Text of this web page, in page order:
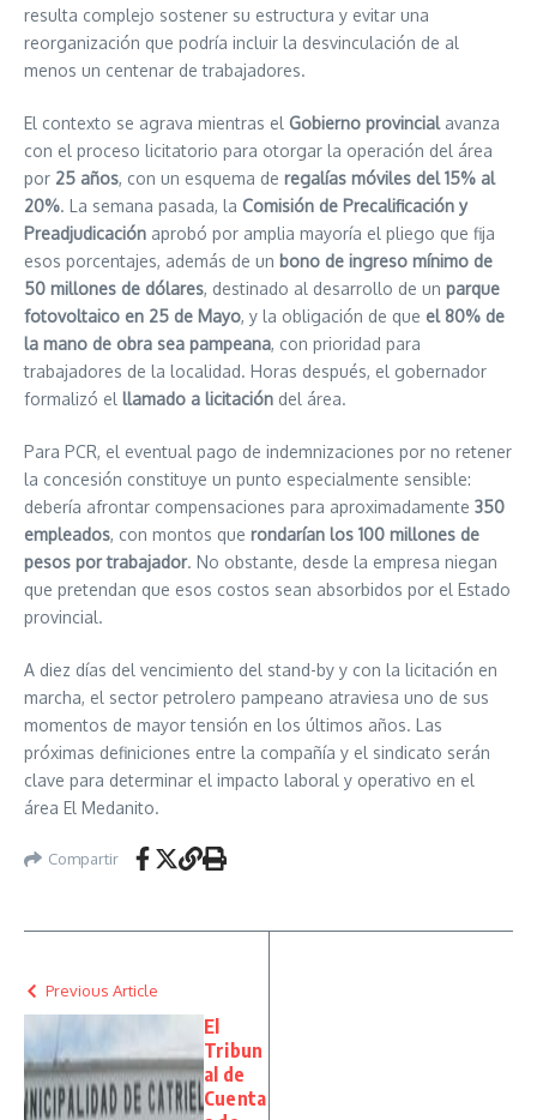
resulta complejo sostener su estructura y evitar una
reorganización que podría incluir la desvinculación de al
menos un centenar de trabajadores.
El contexto se agrava mientras el Gobierno provincialavanza
con el proceso licitatorio para otorgar la operación del área
por 25 años, con un esquema de regalías móviles del 15% al
20%. La semana pasada, la Comisión de Precalificación y
Preadjudicación aprobó por amplia mayoría el pliego que fija
esos porcentajes, además de un bono de ingreso mínimo de
50 millones de dólares, destinado al desarrollo de un parque
fotovoltaico en 25 de Mayo, y la obligación de que el 80% de
la mano de obra sea pampeana, con prioridad para
trabajadores de la localidad. Horas después, el gobernador
formalizó el llamado a licitación del área.
Para PCR, el eventual pago de indemnizaciones por no retener
la concesión constituye un punto especialmente sensible:
debería afrontar compensaciones para aproximadamente 350
empleados, con montos que rondarían los 100 millones de
pesos por trabajador. No obstante, desde la empresa niegan
que pretendan que esos costos sean absorbidos por el Estado
provincial.
A diez días del vencimiento del stand-by y con la licitación en
marcha, el sector petrolero pampeano atraviesa uno de sus
momentos de mayor tensión en los últimos años. Las
próximas definiciones entre la compañía y el sindicato serán
clave para determinar el impacto laboral y operativo en el
área El Medanito.
Compartir
Previous Article
El
Tribun
al de
Cuenta